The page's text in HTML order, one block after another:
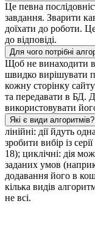
Це певна
завдання. Зварити
доїхати до роботи.
до відповіді.
Для чого потрібні
Щоб не винаходити
швидко вирішувати
кожну сторінку
та передавати в БД.
використовувати
Які є види алгоритмів?
лінійні: дії йдуть
зробити вибір із
18); циклічні: дія
заданих умов
додавання його в
кілька видів
не всі.